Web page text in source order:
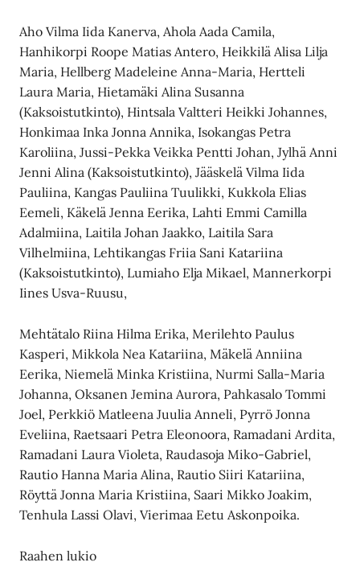
Aho Vilma Iida Kanerva, Ahola Aada Camila,
Hanhikorpi Roope Matias Antero, Heikkilä Alisa Lilja
Maria, Hellberg Madeleine Anna-Maria, Hertteli
Laura Maria, Hietamäki Alina Susanna
(Kaksoistutkinto), Hintsala Valtteri Heikki Johannes,
Honkimaa Inka Jonna Annika, Isokangas Petra
Karoliina, Jussi-Pekka Veikka Pentti Johan, Jylhä Anni
Jenni Alina (Kaksoistutkinto), Jääskelä Vilma Iida
Pauliina, Kangas Pauliina Tuulikki, Kukkola Elias
Eemeli, Käkelä Jenna Eerika, Lahti Emmi Camilla
Adalmiina, Laitila Johan Jaakko, Laitila Sara
Vilhelmiina, Lehtikangas Friia Sani Katariina
(Kaksoistutkinto), Lumiaho Elja Mikael, Mannerkorpi
Iines Usva-Ruusu,
Mehtätalo Riina Hilma Erika, Merilehto Paulus
Kasperi, Mikkola Nea Katariina, Mäkelä Anniina
Eerika, Niemelä Minka Kristiina, Nurmi Salla-Maria
Johanna, Oksanen Jemina Aurora, Pahkasalo Tommi
Joel, Perkkiö Matleena Juulia Anneli, Pyrrö Jonna
Eveliina, Raetsaari Petra Eleonoora, Ramadani Ardita,
Ramadani Laura Violeta, Raudasoja Miko-Gabriel,
Rautio Hanna Maria Alina, Rautio Siiri Katariina,
Röyttä Jonna Maria Kristiina, Saari Mikko Joakim,
Tenhula Lassi Olavi, Vierimaa Eetu Askonpoika.
Raahen lukio